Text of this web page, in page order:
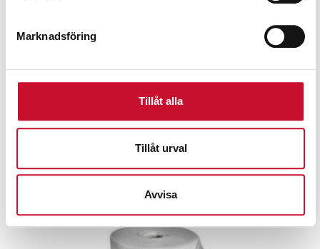
Marknadsföring
Tillåt alla
Tillåt urval
Avvisa
Sopsäck COEX blå/ svart 240 lit – Kartong-
630.00kr Exkl. moms
Relaterade produkter